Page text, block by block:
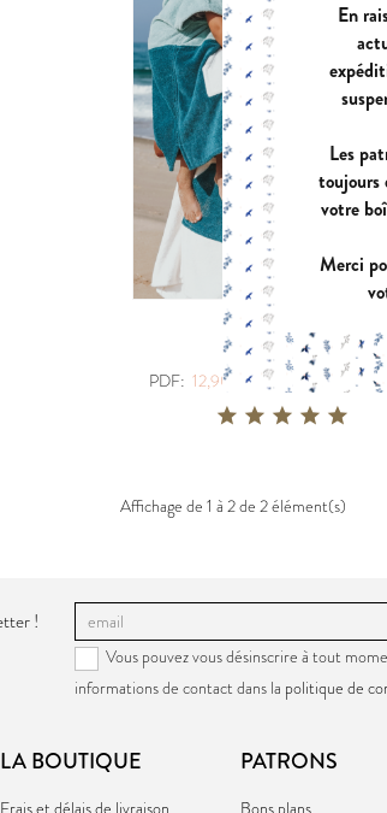
EUGENIE
PDF:
11,90 €
POCHETTE:
VIREVOLTE
PDF:
12,90 €
POCHETTE:
TROPIQUE
PDF: 12,90 €|POCHETTE:
Affichage de 1 à 2 de 2 élément(s)
!
Vous pouvez vous désinscrire à tout
informations de contact dans la politique de
LA BOUTIQUE
Frais et délais de livraison
PATRONS
Bons plans
En
Les
toujours
votre
Merci